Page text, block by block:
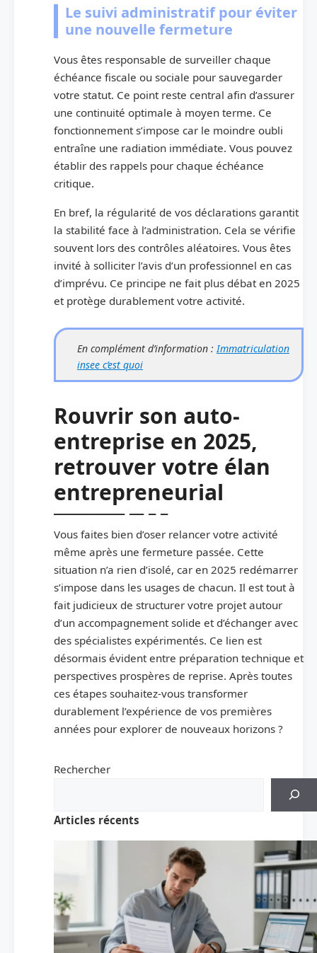
Le suivi administratif pour éviter
une nouvelle fermeture
Vous êtes responsable de surveiller chaque
échéance fiscale ou sociale pour sauvegarder
votre statut. Ce point reste central afin d’assurer
une continuité optimale à moyen terme. Ce
fonctionnement s’impose car le moindre oubli
entraîne une radiation immédiate. Vous pouvez
établir des rappels pour chaque échéance
critique.
En bref, la régularité de vos déclarations garantit
la stabilité face à l’administration. Cela se vérifie
souvent lors des contrôles aléatoires. Vous êtes
invité à solliciter l’avis d’un professionnel en cas
d’imprévu. Ce principe ne fait plus débat en 2025
et protège durablement votre activité.
En complément d’information :Immatriculation
insee c’est quoi
Rouvrir son auto-
entreprise en 2025,
retrouver votre élan
entrepreneurial
Vous faites bien d’oser relancer votre activité
même après une fermeture passée. Cette
situation n’a rien d’isolé, car en 2025 redémarrer
s’impose dans les usages de chacun. Il est tout à
fait judicieux de structurer votre projet autour
d’un accompagnement solide et d’échanger avec
des spécialistes expérimentés. Ce lien est
désormais évident entre préparation technique et
perspectives prospères de reprise. Après toutes
ces étapes souhaitez-vous transformer
durablement l’expérience de vos premières
années pour explorer de nouveaux horizons ?
Rechercher
Articles récents